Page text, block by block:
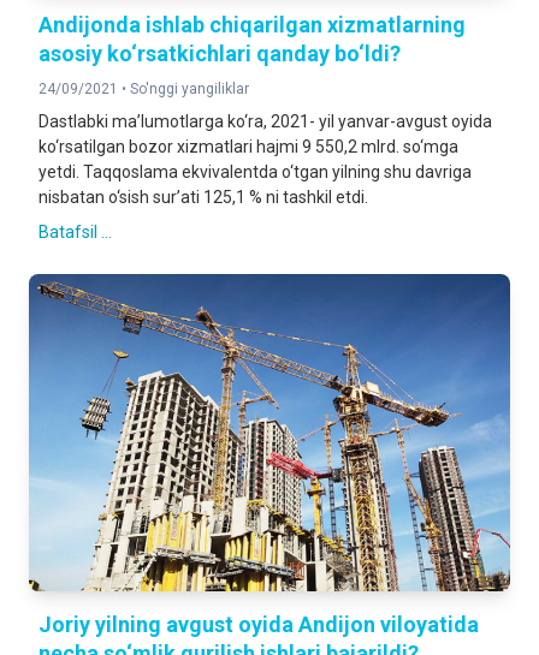
Andijonda ishlab chiqarilgan xizmatlarning
asosiy ko‘rsatkichlari qanday bo‘ldi?
24/09/2021 • So'nggi yangiliklar
Dastlabki ma’lumotlarga ko‘ra, 2021- yil yanvar-avgust oyida
ko‘rsatilgan bozor xizmatlari hajmi 9 550,2 mlrd. so‘mga
yetdi. Taqqoslama ekvivalentda o‘tgan yilning shu davriga
nisbatan o‘sish sur’ati 125,1 % ni tashkil etdi.
Batafsil ...
Joriy yilning avgust oyida Andijon viloyatida